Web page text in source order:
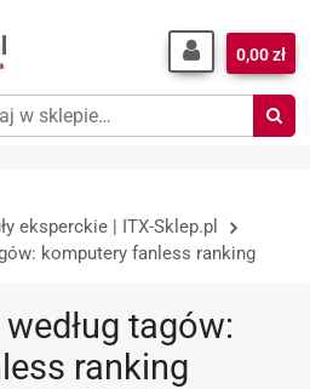
0,00 zł
eksperckie | ITX-Sklep.pl
komputery fanless ranking
tagów:
ranking